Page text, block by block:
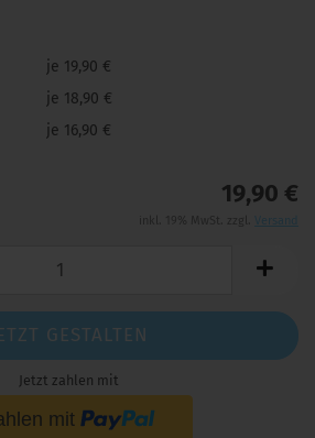
je 19,90 €
je 18,90 €
je 16,90 €
19,90 €
Versand
GESTALTEN
Jetzt zahlen mit